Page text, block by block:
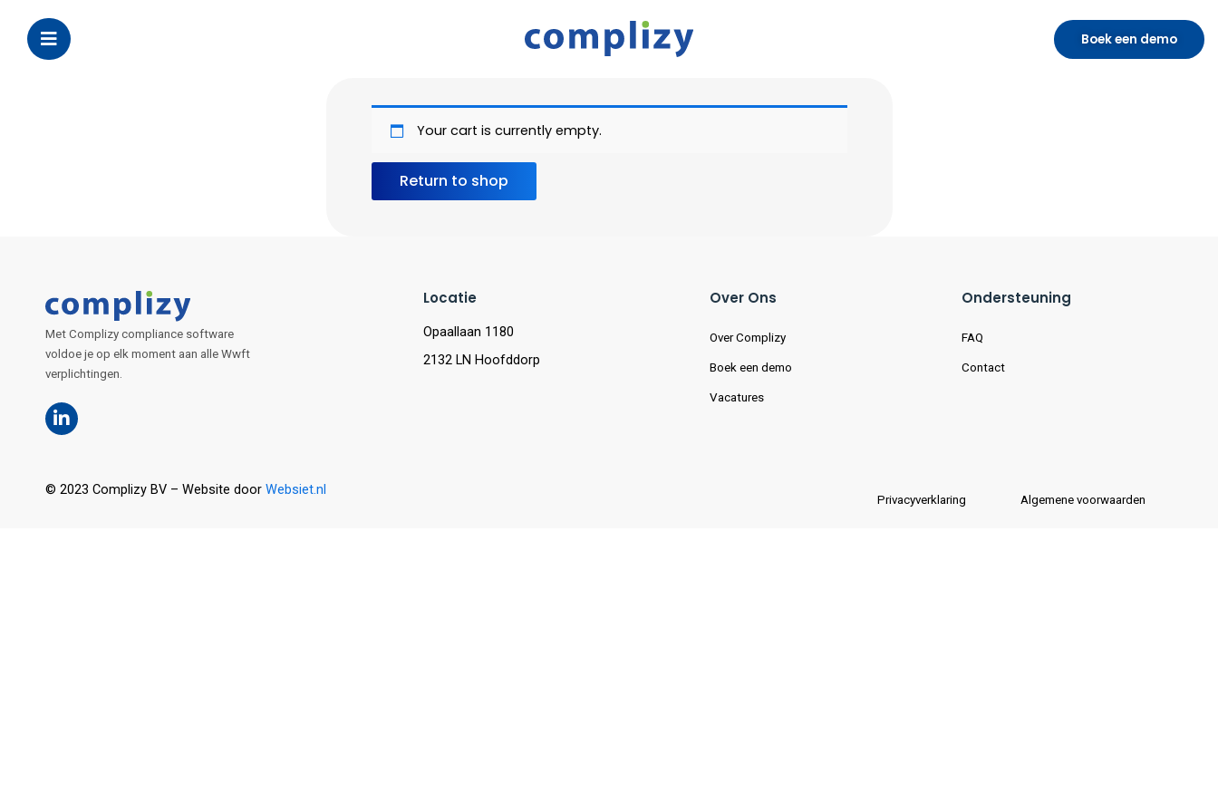
Boek een demo
Your cart is currently empty.
Return to shop
Met Complizy compliance software
voldoe je op elk moment aan alle Wwft
verplichtingen.
Locatie
Opaallaan 1180
2132 LN Hoofddorp
Over Ons
Over Complizy
Boek een demo
Vacatures
Ondersteuning
FAQ
Contact
© 2023 Complizy BV – Website door Websiet.nl
Privacyverklaring Algemene voorwaarden